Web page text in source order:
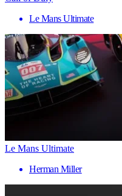
Le Mans Ultimate
Le Mans Ultimate
Herman Miller